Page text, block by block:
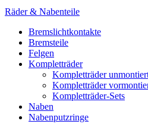
Räder & Nabenteile
Bremslichtkontakte
Bremsteile
Felgen
Kompletträder
Kompletträder
Kompletträder
Kompletträder-Sets
Naben
Nabenputzringe